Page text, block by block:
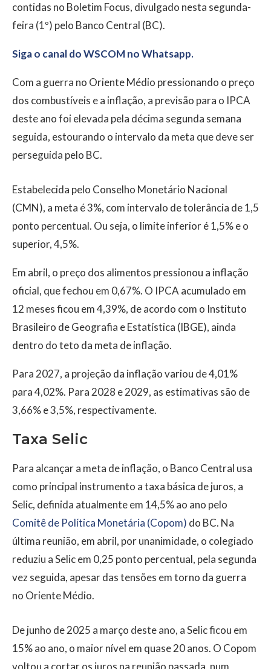
contidas no Boletim Focus, divulgado nesta segunda-
feira (1º) pelo Banco Central (BC).
Siga o canal do WSCOM no Whatsapp.
Com a guerra no Oriente Médio pressionando o preço
dos combustíveis e a inflação, a previsão para o IPCA
deste ano foi elevada pela décima segunda semana
seguida, estourando o intervalo da meta que deve ser
perseguida pelo BC.
Estabelecida pelo Conselho Monetário Nacional
(CMN), a meta é 3%, com intervalo de tolerância de 1,5
ponto percentual. Ou seja, o limite inferior é 1,5% e o
superior, 4,5%.
Em abril, o preço dos alimentos pressionou a inflação
oficial, que fechou em 0,67%. O IPCA acumulado em
12 meses ficou em 4,39%, de acordo com o Instituto
Brasileiro de Geografia e Estatística (IBGE), ainda
dentro do teto da meta de inflação.
Para 2027, a projeção da inflação variou de 4,01%
para 4,02%. Para 2028 e 2029, as estimativas são de
3,66% e 3,5%, respectivamente.
Taxa Selic
Para alcançar a meta de inflação, o Banco Central usa
como principal instrumento a taxa básica de juros, a
Selic, definida atualmente em 14,5% ao ano pelo
Comitê de Política Monetária (Copom) do BC. Na
última reunião, em abril, por unanimidade, o colegiado
reduziu a Selic em 0,25 ponto percentual, pela segunda
vez seguida, apesar das tensões em torno da guerra
no Oriente Médio.
De junho de 2025 a março deste ano, a Selic ficou em
15% ao ano, o maior nível em quase 20 anos. O Copom
voltou a cortar os juros na reunião passada, num